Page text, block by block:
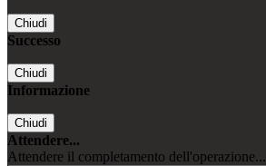
Chiudi
Successo
Chiudi
Informazione
Chiudi
Attendere...
Attendere il completamento dell'operazione...